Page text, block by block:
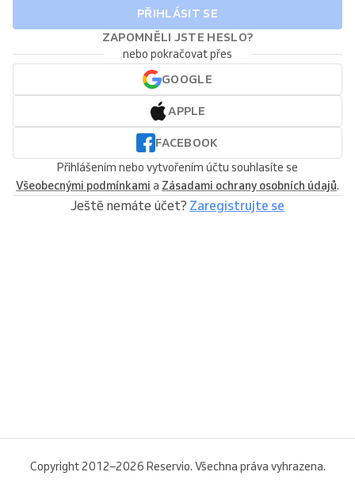
PŘIHLÁSIT SE
ZAPOMNĚLI JSTE HESLO?
nebo pokračovat přes
GOOGLE
APPLE
FACEBOOK
Přihlášením nebo vytvořením účtu souhlasíte se
Všeobecnými podmínkami a Zásadami ochrany osobních údajů.
Ještě nemáte účet? Zaregistrujte se
Copyright 2012–2026 Reservio. Všechna práva vyhrazena.